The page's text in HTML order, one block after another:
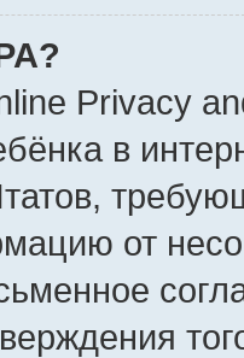
Privacy
в
от